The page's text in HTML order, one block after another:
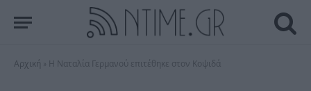
Αρχική Η Ναταλία Γερμανού επιτέθηκε στον Κοψιδά